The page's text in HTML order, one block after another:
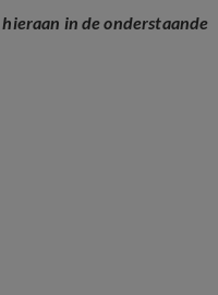
hieraan in de onderstaande